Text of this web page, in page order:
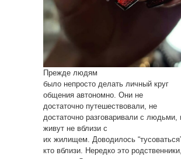
Прежде людям
было непросто делать личный круг
общения автономно. Они не
достаточно путешествовали, не
достаточно разговаривали с людьми,
живут не вблизи с
их жилищем. Доводилось
кто вблизи. Нередко это родственники,